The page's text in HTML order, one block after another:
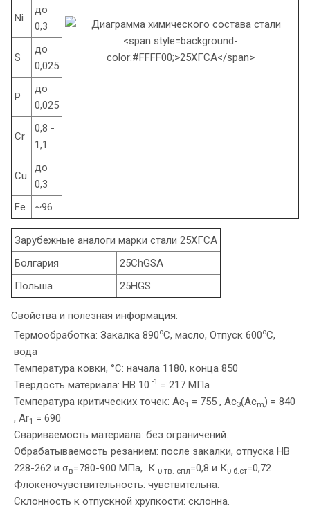
Ni
до
0,3
S
до
0,025
P
до
0,025
Cr
0,8 -
1,1
Cu
до
0,3
Fe
~96
Зарубежные аналоги марки стали 25ХГСА
Болгария
25ChGSA
Польша
25HGS
Свойства и полезная информация:
Термообработка: Закалка 890oC, масло, Отпуск 600oC,
вода
Температура ковки, °С: начала 1180, конца 850
Твердость материала: HB 10 -1
= 217 МПа
Температура критических точек: Ac1 = 755 , Ac3(Acm) = 840
, Ar1 = 690
Свариваемость материала: без ограничений.
Обрабатываемость резанием: после закалки, отпуска HB
228-262 и σв=780-900 МПа, К υ тв. спл=0,8 и Кυ б.ст=0,72
Флокеночувствительность: чувствительна.
Склонность к отпускной хрупкости: склонна.